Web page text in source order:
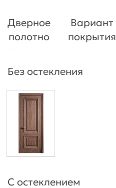
Дверное
полотно
Вариант
покрытия
Без остекления
С остеклением